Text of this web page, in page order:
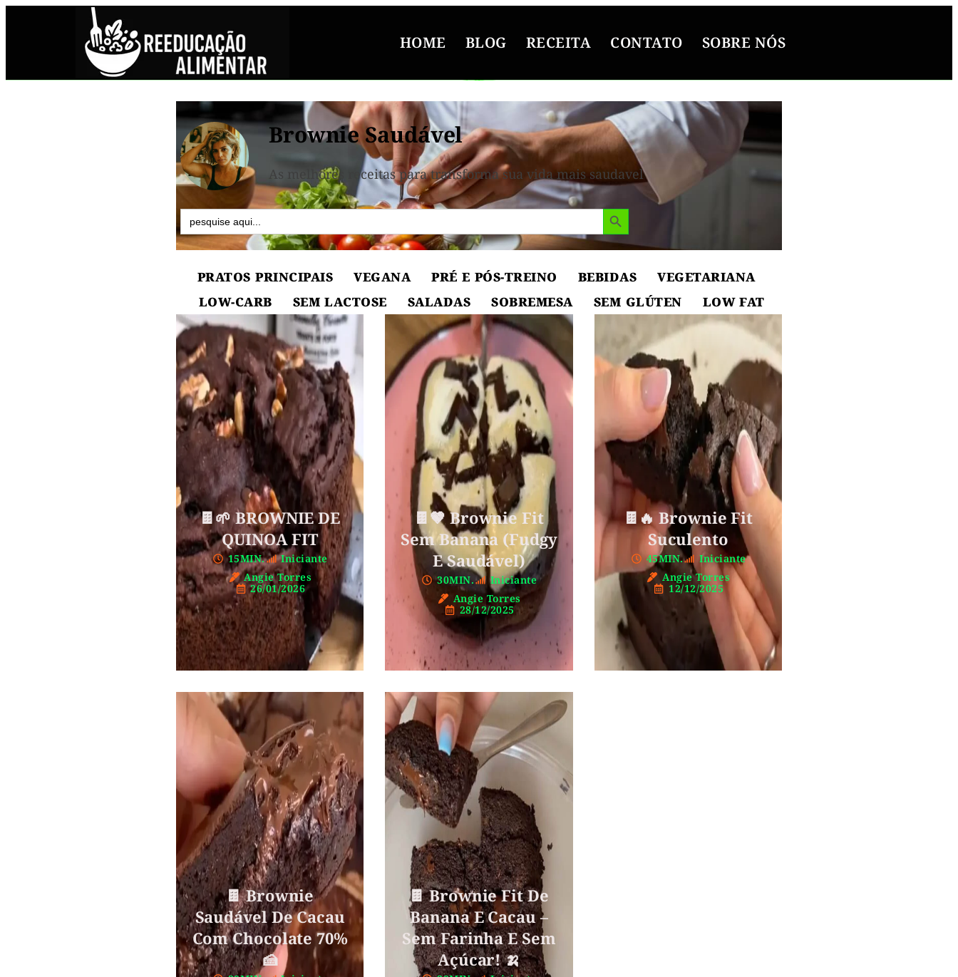
HOME BLOG RECEITA CONTATO SOBRE NÓS
Brownie Saudável
As melhores receitas para transforma sua vida mais saudavel
Search
for:
Search Button
PRATOS PRINCIPAIS VEGANA PRÉ E PÓS-TREINO BEBIDAS
VEGETARIANA
LOW-CARB
SEM LACTOSE SALADAS SOBREMESA SEM GLÚTEN LOW FAT
🍫🌱 BROWNIE DE
QUINOA FIT
15MIN.
Iniciante
Angie Torres
26/01/2026
🍫🤎 Brownie Fit
Sem Banana (Fudgy
E Saudável)
30MIN.
Iniciante
Angie Torres
28/12/2025
🍫🔥 Brownie Fit
Suculento
45MIN.
Iniciante
Angie Torres
12/12/2025
🍫 Brownie
Saudável De Cacau
Com Chocolate 70%
🍰
🍫 Brownie Fit De
Banana E Cacau –
Sem Farinha E Sem
Açúcar! 🍌